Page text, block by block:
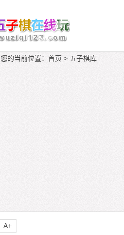
您的当前位置： 首页 > 五子棋库
A+